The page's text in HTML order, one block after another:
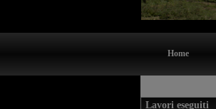
Home
Lavori eseguiti